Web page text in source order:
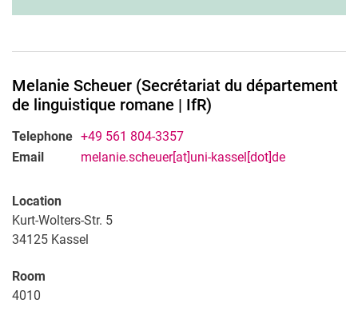
Melanie Scheuer (Secrétariat du département
de linguistique romane |​ IfR)
Telephone +49 561 804-3357
Email
melanie.scheuer[at]uni-kassel[dot]de
Location
Kurt-Wolters-Str. 5
34125 Kassel
Room
4010